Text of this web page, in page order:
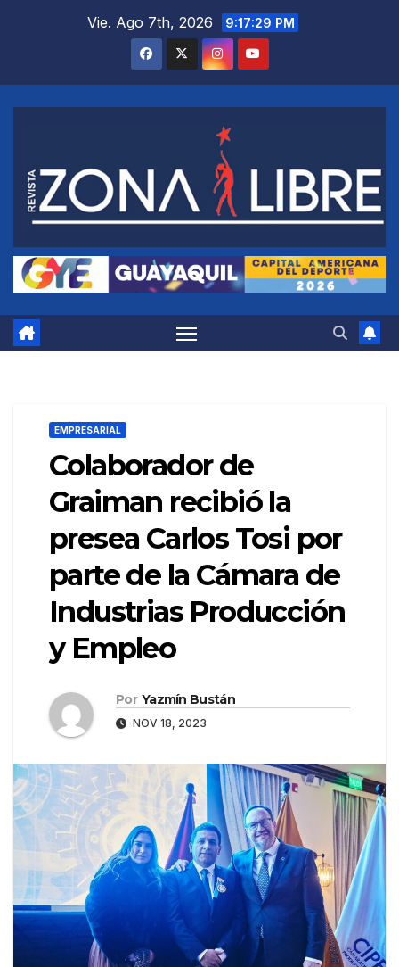
Vie. Ago 7th, 2026 9:17:30 PM
EMPRESARIAL
Colaborador de
Graiman recibió la
presea Carlos Tosi por
parte de la Cámara de
Industrias Producción
y Empleo
Por Yazmín Bustán
NOV 18, 2023